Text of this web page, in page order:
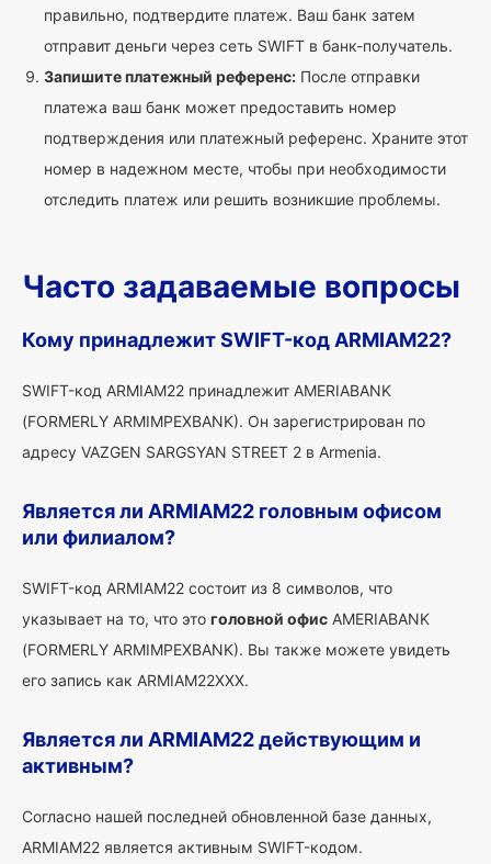
правильно, подтвердите платеж. Ваш банк затем
отправит деньги через сеть SWIFT в банк-получатель.
Запишите платежный референс: После отправки
платежа ваш банк может предоставить номер
подтверждения или платежный референс. Храните этот
номер в надежном месте, чтобы при необходимости
отследить платеж или решить возникшие проблемы.
Часто задаваемые вопросы
Кому принадлежит SWIFT-код ARMIAM22?
SWIFT-код ARMIAM22 принадлежит AMERIABANK
(FORMERLY ARMIMPEXBANK). Он зарегистрирован по
адресу VAZGEN SARGSYAN STREET 2 в Armenia.
Является ли ARMIAM22 головным офисом
или филиалом?
SWIFT-код ARMIAM22 состоит из 8 символов, что
указывает на то, что это головной офис AMERIABANK
(FORMERLY ARMIMPEXBANK). Вы также можете увидеть
его запись как ARMIAM22XXX.
Является ли ARMIAM22 действующим и
активным?
Согласно нашей последней обновленной базе данных,
ARMIAM22 является активным SWIFT-кодом.